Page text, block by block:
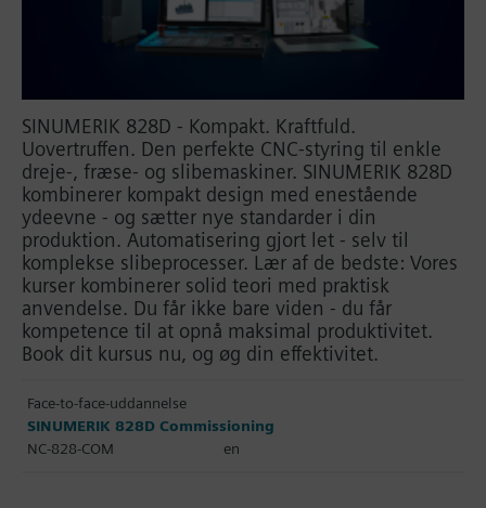
SINUMERIK 828D - Kompakt. Kraftfuld.
Uovertruffen. Den perfekte CNC-styring til enkle
dreje-, fræse- og slibemaskiner. SINUMERIK 828D
kombinerer kompakt design med enestående
ydeevne - og sætter nye standarder i din
produktion. Automatisering gjort let - selv til
komplekse slibeprocesser. Lær af de bedste: Vores
kurser kombinerer solid teori med praktisk
anvendelse. Du får ikke bare viden - du får
kompetence til at opnå maksimal produktivitet.
Book dit kursus nu, og øg din effektivitet.
Face-to-face-uddannelse
SINUMERIK 828D Commissioning
NC-828-COM
en